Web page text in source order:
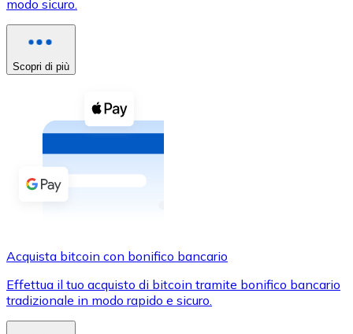
XRP
Vedi tutto
Buoni cripto
Acquista criptovalute in contanti e altri mezzi di
Acquista con contanti
Bonifico SEPA
Usa le carte Visa e Mastercard per acquistare
Acquista con carta
modo sicuro.
Scopri di più
Acquista bitcoin con bonifico bancario
Effettua il tuo acquisto di bitcoin tramite bonifico bancario
tradizionale in modo rapido e sicuro.